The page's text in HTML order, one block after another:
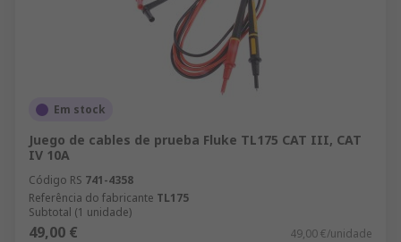
Em stock
Juego de cables de prueba Fluke TL175 CAT III, CAT
IV 10A
Código RS 741-4358
Referência do fabricante TL175
Subtotal (1 unidade)
49,00 € 49,00 €/unidade